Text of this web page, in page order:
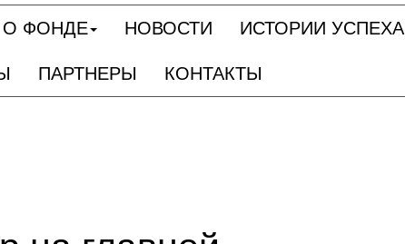
О ФОНДЕ НОВОСТИ ИСТОРИИ УСПЕХА
ПАРТНЕРЫ КОНТАКТЫ